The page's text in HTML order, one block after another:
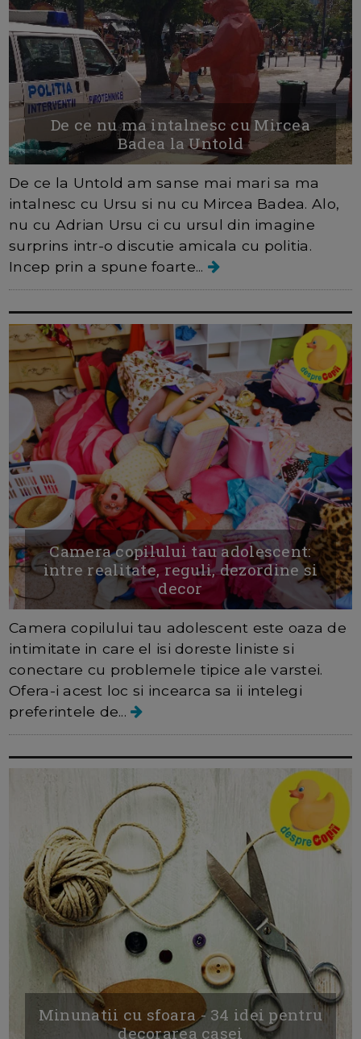
De ce nu ma intalnesc cu Mircea
Badea la Untold
De ce la Untold am sanse mai mari sa ma
intalnesc cu Ursu si nu cu Mircea Badea. Alo,
nu cu Adrian Ursu ci cu ursul din imagine
surprins intr-o discutie amicala cu politia.
Incep prin a spune foarte...
Camera copilului tau adolescent:
intre realitate, reguli, dezordine si
decor
Camera copilului tau adolescent este oaza de
intimitate in care el isi doreste liniste si
conectare cu problemele tipice ale varstei.
Ofera-i acest loc si incearca sa ii intelegi
preferintele de...
Minunatii cu sfoara - 34 idei pentru
decorarea casei